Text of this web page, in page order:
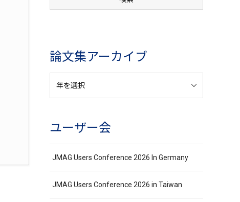
論文集アーカイブ
ユーザー会
JMAG Users Conference 2026 In Germany
JMAG Users Conference 2026 in Taiwan